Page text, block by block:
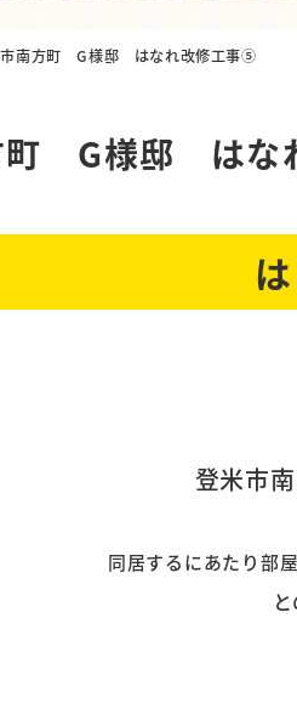
南方町 G様邸 はなれ改修工事⑤
町 G様邸 はな
登米市
同居するにあたり部